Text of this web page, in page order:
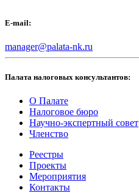
E-mail:
manager@palata-nk.ru
Палата налоговых консультантов:
О Палате
Налоговое бюро
Научно-экспертный совет
Членство
Реестры
Проекты
Мероприятия
Контакты